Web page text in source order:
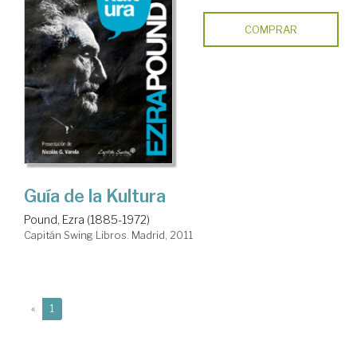
COMPRAR
Guía de la Kultura
Pound, Ezra (1885-1972)
Capitán Swing Libros. Madrid, 2011
« 1